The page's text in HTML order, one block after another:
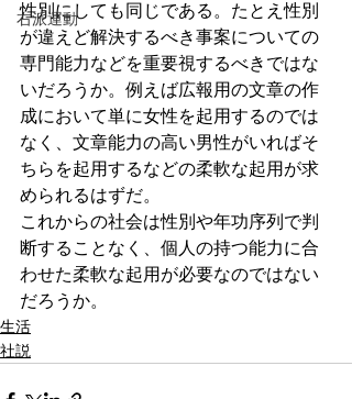
右派運動
性別にしても同じである。たとえ性別
が違えど解決するべき事案についての
専門能力などを重要視するべきではな
いだろうか。例えば広報用の文章の作
成において単に女性を起用するのでは
なく、文章能力の高い男性がいればそ
ちらを起用するなどの柔軟な起用が求
められるはずだ。
これからの社会は性別や年功序列で判
断することなく、個人の持つ能力に合
わせた柔軟な起用が必要なのではない
だろうか。
生活
社説